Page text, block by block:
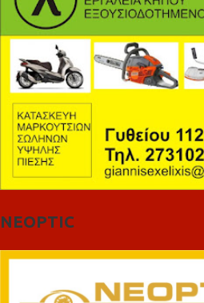
NEOPTIC